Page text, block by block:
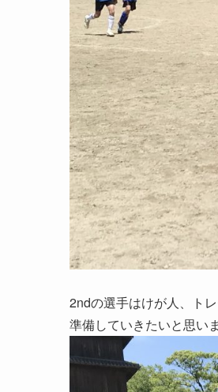
2ndの選手はけが人、ト
準備していきたいと思いま